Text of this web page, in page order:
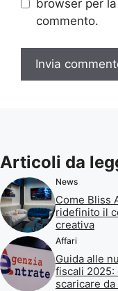
browser per
commento.
Articoli da
News
Come Bliss
ridefinito il
creativa
Affari
Guida alle
fiscali 2025:
scaricare